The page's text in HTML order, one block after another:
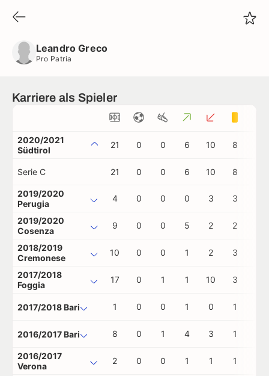
Leandro Greco
Pro Patria
Karriere als Spieler
2020/2021
Südtirol
21 0 0 6 10 8
Serie C 21 0 0 6 10 8
2019/2020
Perugia
4 0 0 0 3 3
2019/2020
Cosenza
9 0 0 5 2 2
2018/2019
Cremonese
10 0 0 1 2 3
2017/2018
Foggia
17 0 1 1 10 3
2017/2018 Bari 1 0 0 1 0 1
2016/2017 Bari 8 0 1 4 3 1
2016/2017
Verona
2 0 0 1 1 1